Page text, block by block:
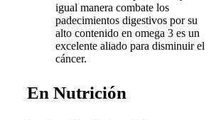
igual manera combate los
padecimientos digestivos por su
alto contenido en omega 3 es un
excelente aliado para disminuir el
cáncer.
En Nutrición